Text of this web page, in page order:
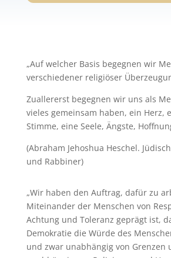
„Auf welcher Basis begegnen wir
verschiedener religiöser
Zuallererst begegnen wir uns als
vieles gemeinsam haben, ein Herz,
Stimme, eine Seele, Ängste,
(Abraham Jehoshua Heschel.
und Rabbiner)
„Wir haben den Auftrag, dafür zu
Miteinander der Menschen von
Achtung und Toleranz geprägt ist,
Demokratie die Würde des
und zwar unabhängig von Grenzen